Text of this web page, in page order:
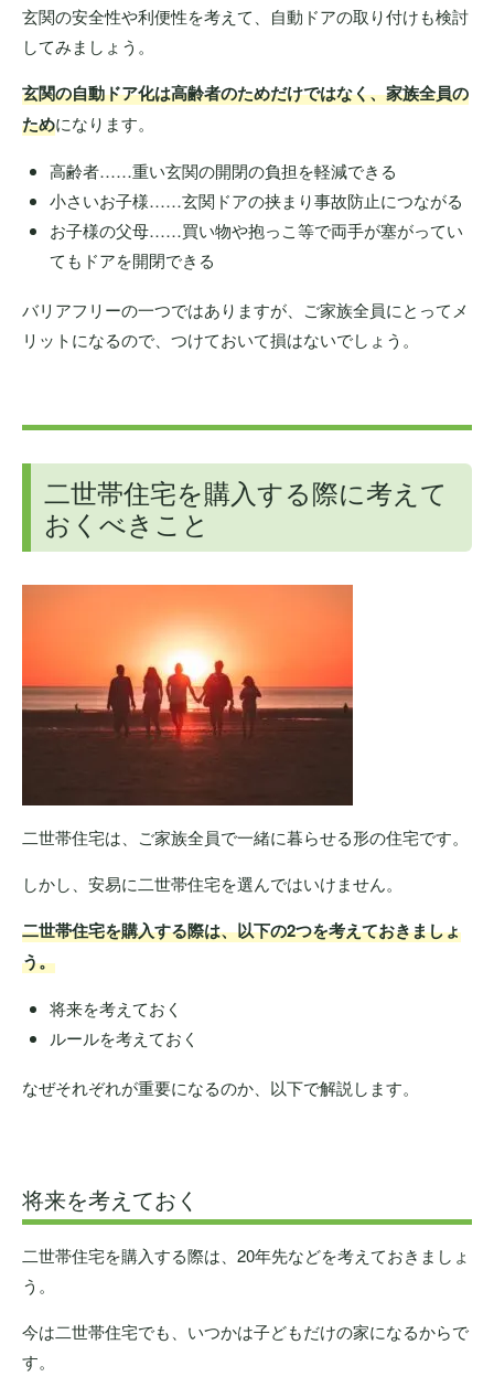
玄関の安全性や利便性を考えて、自動ドアの取り付けも検討
してみましょう。
玄関の自動ドア化は高齢者のためだけではなく、家族全員の
ためになります。
高齢者……重い玄関の開閉の負担を軽減できる
小さいお子様……玄関ドアの挟まり事故防止につながる
お子様の父母……買い物や抱っこ等で両手が塞がってい
てもドアを開閉できる
バリアフリーの一つではありますが、ご家族全員にとってメ
リットになるので、つけておいて損はないでしょう。
二世帯住宅を購入する際に考えて
おくべきこと
二世帯住宅は、ご家族全員で一緒に暮らせる形の住宅です。
しかし、安易に二世帯住宅を選んではいけません。
二世帯住宅を購入する際は、以下の2つを考えておきましょ
う。
将来を考えておく
ルールを考えておく
なぜそれぞれが重要になるのか、以下で解説します。
将来を考えておく
二世帯住宅を購入する際は、20年先などを考えておきましょ
う。
今は二世帯住宅でも、いつかは子どもだけの家になるからで
す。